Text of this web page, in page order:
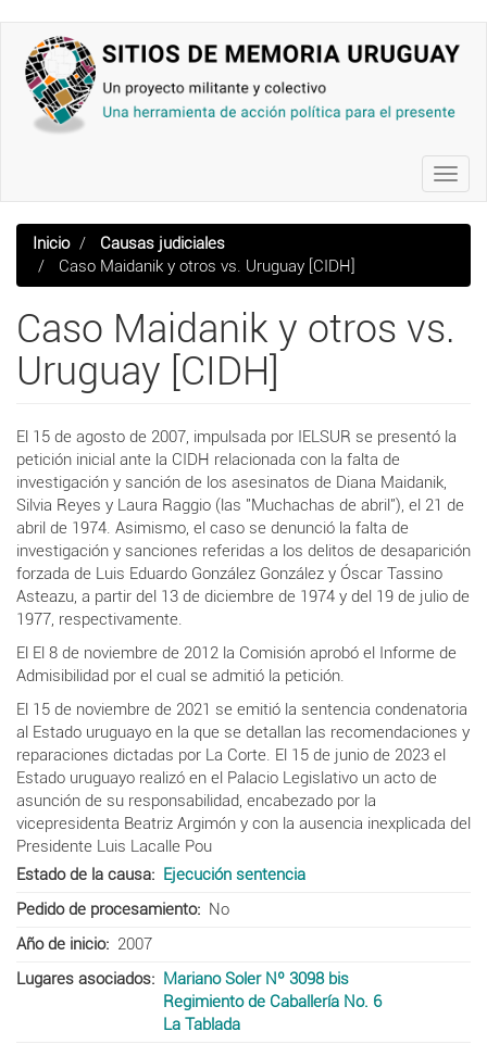
contenido
principal
Inicio
Causas judiciales
Caso Maidanik y otros vs. Uruguay [CIDH]
Caso Maidanik y otros vs.
Uruguay [CIDH]
El 15 de agosto de 2007, impulsada por IELSUR se presentó la
petición inicial ante la CIDH relacionada con la falta de
investigación y sanción de los asesinatos de Diana Maidanik,
Silvia Reyes y Laura Raggio (las "Muchachas de abril"), el 21 de
abril de 1974. Asimismo, el caso se denunció la falta de
investigación y sanciones referidas a los delitos de desaparición
forzada de Luis Eduardo González González y Óscar Tassino
Asteazu, a partir del 13 de diciembre de 1974 y del 19 de julio de
1977, respectivamente.
El El 8 de noviembre de 2012 la Comisión aprobó el Informe de
Admisibilidad por el cual se admitió la petición.
El 15 de noviembre de 2021 se emitió la sentencia condenatoria
al Estado uruguayo en la que se detallan las recomendaciones y
reparaciones dictadas por La Corte. El 15 de junio de 2023 el
Estado uruguayo realizó en el Palacio Legislativo un acto de
asunción de su responsabilidad, encabezado por la
vicepresidenta Beatriz Argimón y con la ausencia inexplicada del
Presidente Luis Lacalle Pou
Estado de la causa
Ejecución sentencia
Pedido de procesamiento
No
Año de inicio
2007
Lugares asociados
Mariano Soler Nº 3098 bis
Regimiento de Caballería No. 6
La Tablada